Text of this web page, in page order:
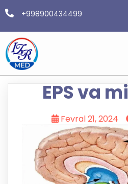
+998900434499
EPS va
Fevral 21, 2024